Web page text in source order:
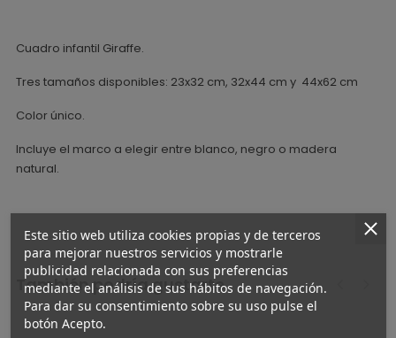
Cuadro infantil Giraffe.
Tres tamaños disponibles: 23x32 cm, 32x44 cm y 44x62 cm
Color único.
Incluye el marco a elegir entre blanco, negro o madera
natural.
También podría gustarte
Este sitio web utiliza cookies propias y de terceros
para mejorar nuestros servicios y mostrarle
publicidad relacionada con sus preferencias
mediante el análisis de sus hábitos de navegación.
Para dar su consentimiento sobre su uso pulse el
botón Acepto.